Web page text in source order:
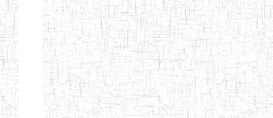
NORMALIEN
CITOYEN
ENIEG PRIVEE
L'ARCHE DES
PHOTONS
04/08/2010 ENIEG